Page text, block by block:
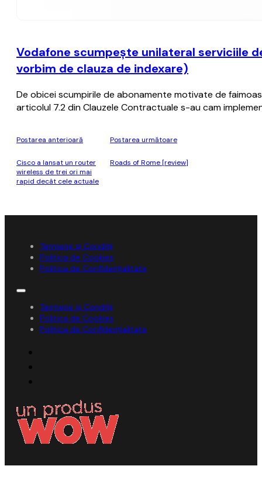
Vodafone scumpeşte unilateral serviciile
vorbim de clauza de indexare)
De obicei scumpirile de abonamente motivate de
articolul 7.2 din Clauzele Contractuale s-au cam
Postarea anterioară
Cisco a lansat un router
wireless de trei ori mai
rapid decât cele actuale
Postarea următoare
Roads of Rome [review]
Termene și Condiții
Politica de Cookies
Politica de Confidențialitate
Termene și Condiții
Politica de Cookies
Politica de Confidențialitate